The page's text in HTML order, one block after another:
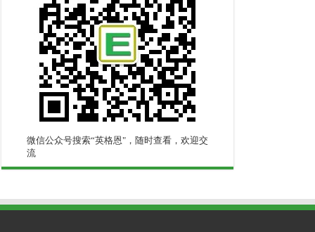
微信公众号搜索“英格恩"，随时查看，欢迎交
流